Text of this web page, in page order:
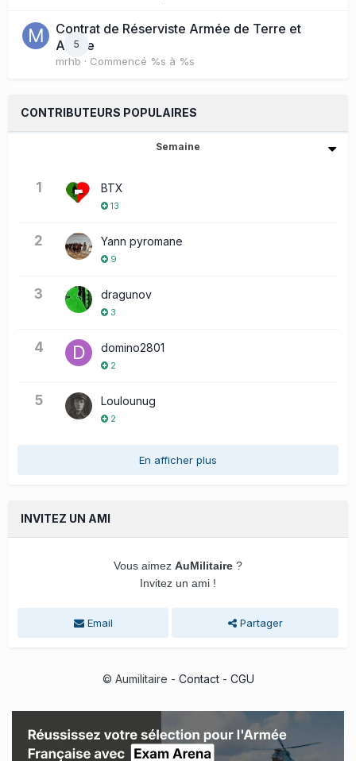
5
Contrat de Réserviste Armée de Terre et
Active
mrhb · Commencé %s à %s
CONTRIBUTEURS POPULAIRES
Semaine
1 BTX
13
2 Yann pyromane
9
3 dragunov
3
4 domino2801
2
5 Loulounug
2
En afficher plus
INVITEZ UN AMI
Vous aimez AuMilitaire ?
Invitez un ami !
Email Partager
© Aumilitaire - Contact- CGU